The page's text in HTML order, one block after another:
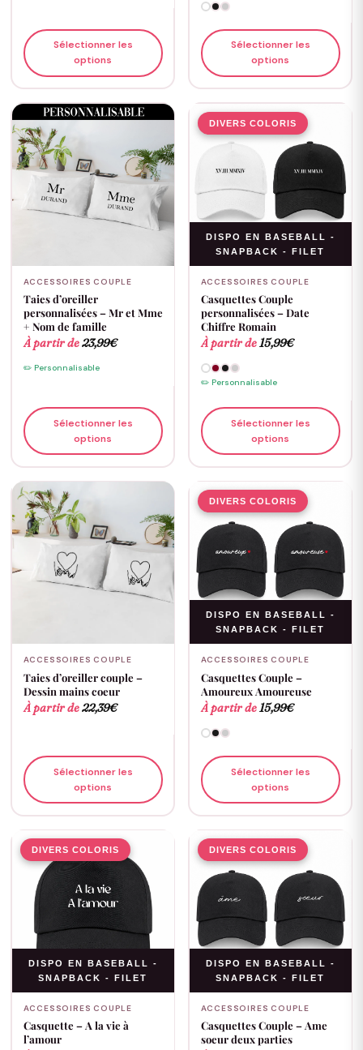
Sélectionner les
options
Sélectionner les
options
ACCESSOIRES COUPLE
Taies d’oreiller
personnalisées – Mr et Mme
+ Nom de famille
À partir de23,99€
✏️ Personnalisable
Sélectionner les
options
DISPO EN BASEBALL -
SNAPBACK - FILET
DIVERS COLORIS
ACCESSOIRES COUPLE
Casquettes Couple
personnalisées – Date
Chiffre Romain
À partir de15,99€
✏️ Personnalisable
Sélectionner les
options
ACCESSOIRES COUPLE
Taies d’oreiller couple –
Dessin mains coeur
À partir de22,39€
Sélectionner les
options
DISPO EN BASEBALL -
SNAPBACK - FILET
DIVERS COLORIS
ACCESSOIRES COUPLE
Casquettes Couple –
Amoureux Amoureuse
À partir de15,99€
Sélectionner les
options
DISPO EN BASEBALL -
SNAPBACK - FILET
DIVERS COLORIS
ACCESSOIRES COUPLE
Casquette – A la vie à
l’amour
DISPO EN BASEBALL -
SNAPBACK - FILET
DIVERS COLORIS
ACCESSOIRES COUPLE
Casquettes Couple – Ame
soeur deux parties